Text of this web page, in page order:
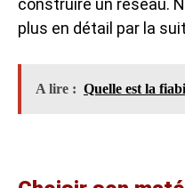
construire un réseau.
plus en détail par la
A lire : Quelle est la